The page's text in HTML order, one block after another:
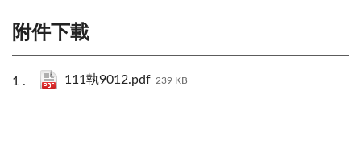
附件下載
111執9012.pdf 239 KB